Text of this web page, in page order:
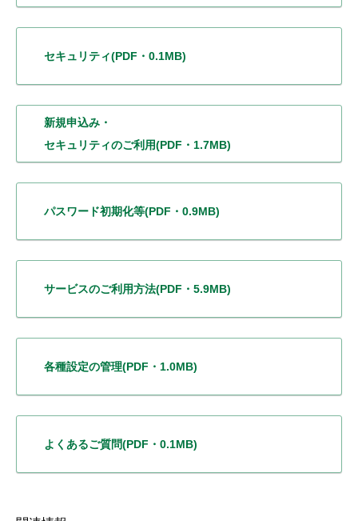
セキュリティ(PDF・0.1MB)
新規申込み・
セキュリティのご利用(PDF・1.7MB)
パスワード初期化等(PDF・0.9MB)
サービスのご利用方法(PDF・5.9MB)
各種設定の管理(PDF・1.0MB)
よくあるご質問(PDF・0.1MB)